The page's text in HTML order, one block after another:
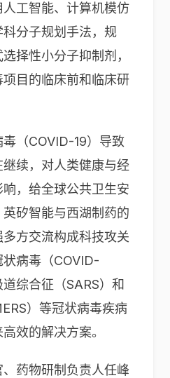
工智能、计算机模仿
分子规划手法，规
择性小分子抑制剂，
目的临床前和临床研
（COVID-19）导致
续，对人类健康与经
，给全球公共卫生安
矽智能与西湖制药的
方交流构成科技攻关
病毒（COVID-
综合征（SARS）和
）等冠状病毒疾病
效的解决方案。
药物研制负责人任峰